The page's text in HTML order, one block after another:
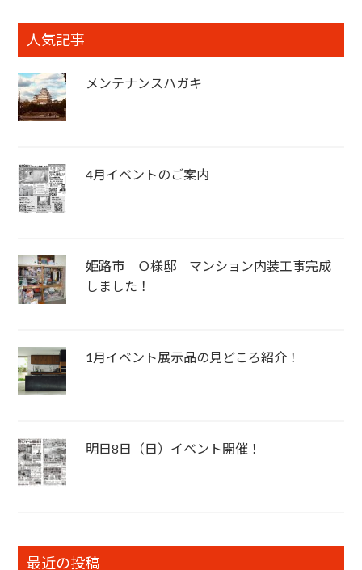
人気記事
メンテナンスハガキ
4月イベントのご案内
姫路市 Ｏ様邸 マンション内装工事完成
しました！
1月イベント展示品の見どころ紹介！
明日8日（日）イベント開催！
最近の投稿